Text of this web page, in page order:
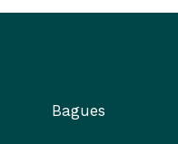
Bagues